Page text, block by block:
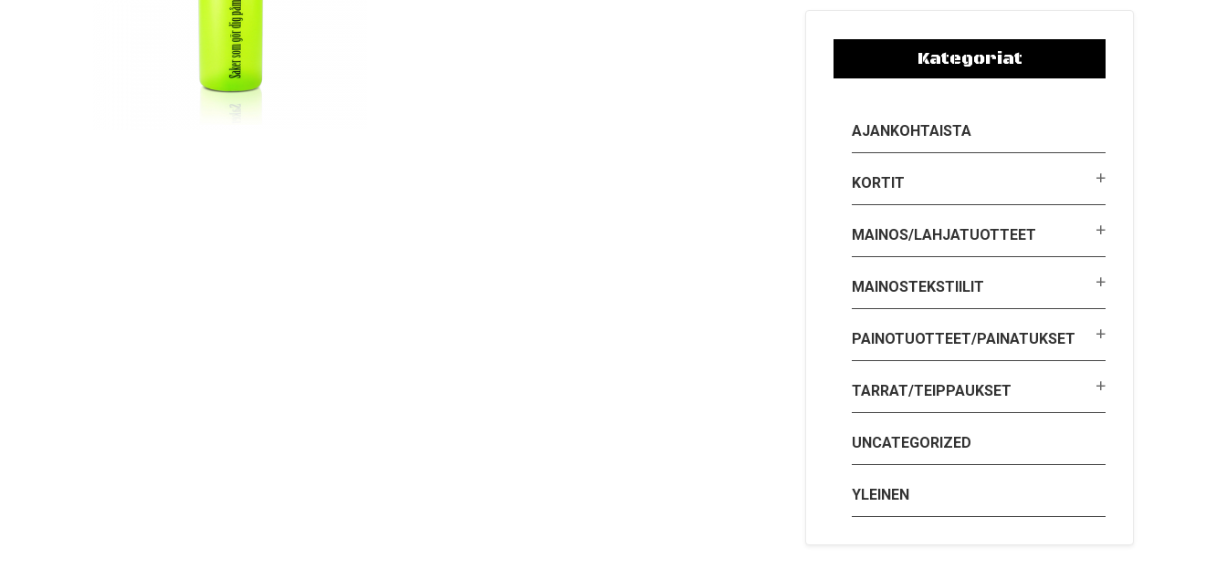
Kategoriat
AJANKOHTAISTA
KORTIT
MAINOS/LAHJATUOTTEET
MAINOSTEKSTIILIT
PAINOTUOTTEET/PAINATUKSET
TARRAT/TEIPPAUKSET
UNCATEGORIZED
YLEINEN